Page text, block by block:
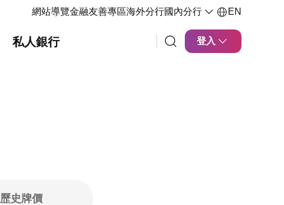
網站導覽金融友善專區海外分行國內分行 EN
私人銀行 登入
歷史牌價